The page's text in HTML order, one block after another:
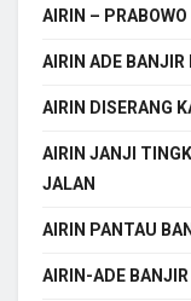
AIRIN – PRABOWO
AIRIN ADE BANJIR
AIRIN DISERANG
AIRIN JANJI
JALAN
AIRIN PANTAU
AIRIN-ADE